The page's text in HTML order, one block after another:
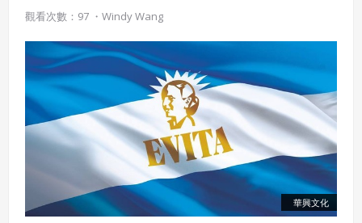
古典音樂訓練的DJ。Zedd自2009年起開始自學製作電子音樂，最初
以House 風格為主，慢慢融合Progressive House、Dubstep和
Complextro...等風格，在知音Skrillex的幫助下，Zedd在美國迅速
竄紅、打開知名度，更與多位當紅歌手如Lady Gaga、
Justin Bieber、The Black Eyed Beans ...等合作，奠定他在EDM 圈
的地位。
觀看次數：97 ・ Windy Wang
華興文化